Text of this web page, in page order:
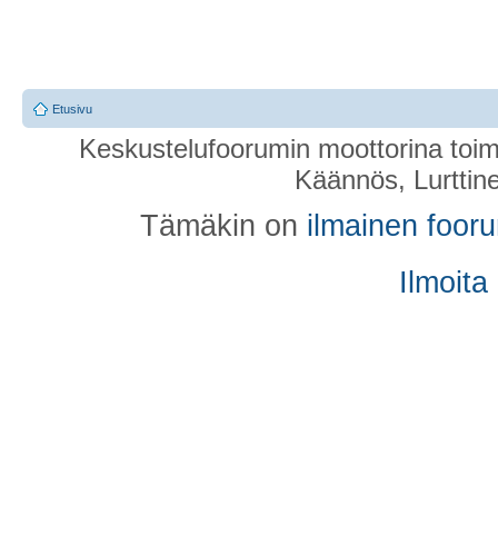
Etusivu
Keskustelufoorumin moottorina
Käännös,
Tämäkin on ilmainen